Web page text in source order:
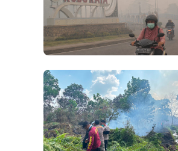
KALBAR